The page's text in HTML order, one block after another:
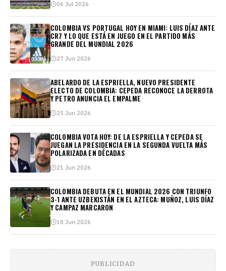
06 Jul 2026
COLOMBIA VS PORTUGAL HOY EN MIAMI: LUIS DÍAZ ANTE
CR7 Y LO QUE ESTÁ EN JUEGO EN EL PARTIDO MÁS
GRANDE DEL MUNDIAL 2026
27 Jun 2026
ABELARDO DE LA ESPRIELLA, NUEVO PRESIDENTE
ELECTO DE COLOMBIA: CEPEDA RECONOCE LA DERROTA
Y PETRO ANUNCIA EL EMPALME
25 Jun 2026
COLOMBIA VOTA HOY: DE LA ESPRIELLA Y CEPEDA SE
JUEGAN LA PRESIDENCIA EN LA SEGUNDA VUELTA MÁS
POLARIZADA EN DÉCADAS
21 Jun 2026
COLOMBIA DEBUTA EN EL MUNDIAL 2026 CON TRIUNFO
3-1 ANTE UZBEKISTÁN EN EL AZTECA: MUÑOZ, LUIS DÍAZ
Y CAMPAZ MARCARON
18 Jun 2026
PUBLICIDAD